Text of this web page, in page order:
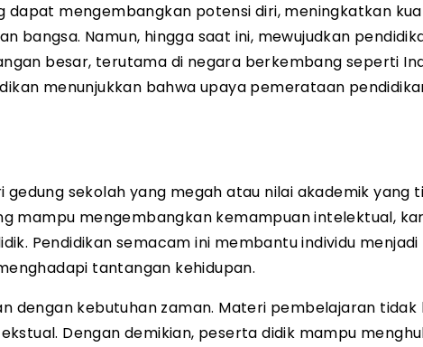
dapat mengembangkan potensi diri, meningkatkan
bangsa. Namun, hingga saat ini, mewujudkan
besar, terutama di negara berkembang seperti
menunjukkan bahwa upaya pemerataan
sekolah yang megah atau nilai akademik yang
mampu mengembangkan kemampuan intelektual,
Pendidikan semacam ini membantu individu menjadi
tantangan kehidupan.
dengan kebutuhan zaman. Materi pembelajaran tidak
Dengan demikian, peserta didik mampu